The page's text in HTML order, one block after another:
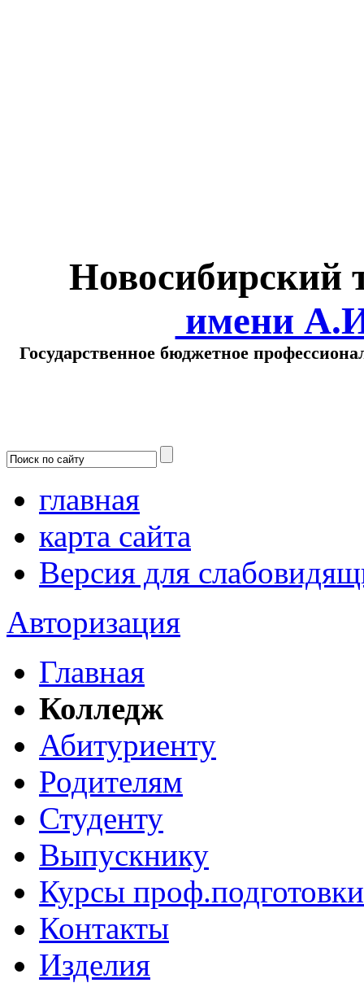
Новосибирский
имени
Государственное бюджетное
главная
карта сайта
Версия для
Авторизация
Главная
Колледж
Абитуриенту
Родителям
Студенту
Выпускнику
Курсы проф.подготовки
Контакты
Изделия